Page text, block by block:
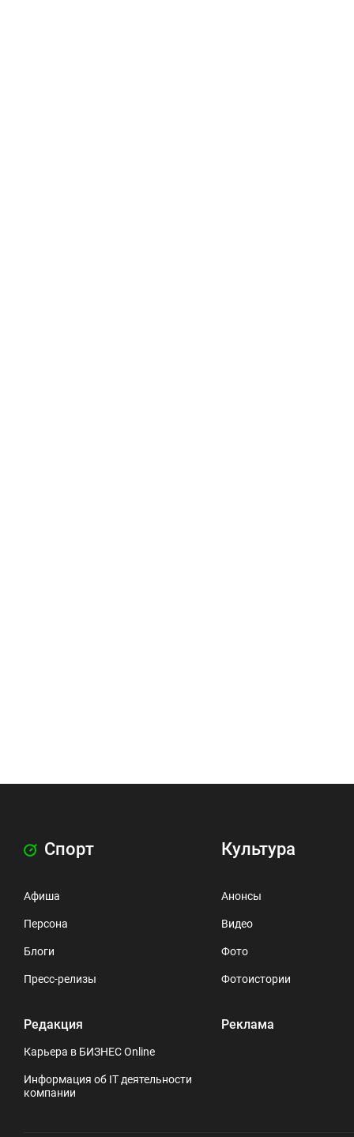
Спорт
Афиша
Персона
Блоги
Пресс-релизы
Редакция
Карьера в БИЗНЕС Online
Информация об IT деятельности
компании
Культура
Анонсы
Видео
Фото
Фотоистории
Реклама